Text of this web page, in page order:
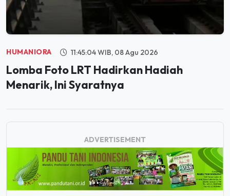
HUMANIORA 11:45:04 WIB, 08 Agu 2026
Lomba Foto LRT Hadirkan Hadiah
Menarik, Ini Syaratnya
ADVERTISEMENT